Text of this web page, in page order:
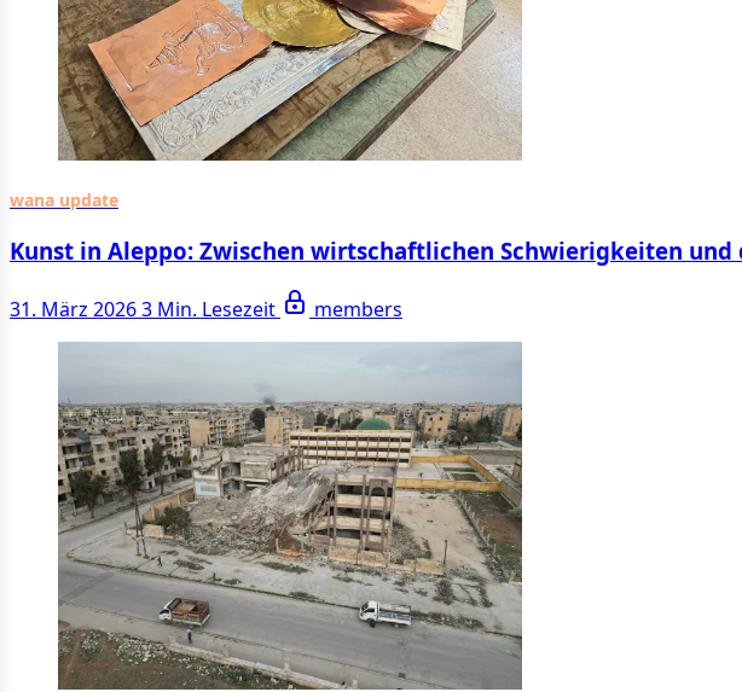
wana update
Kunst in Aleppo: Zwischen wirtschaftlichen Schwierigkeiten
31. März 20263 Min. Lesezeit members